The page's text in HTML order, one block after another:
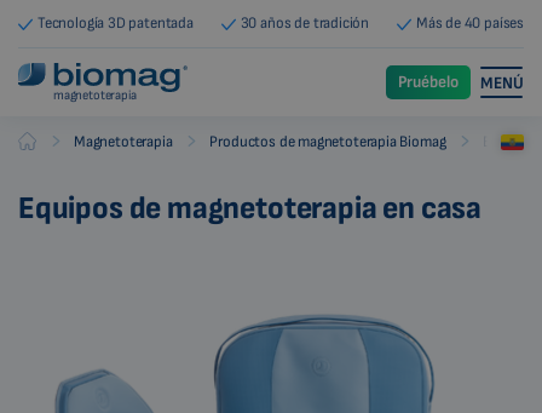
Tecnología 3D patentada 30 años de tradición Más de 40 países
magnetoterapia
Pruébelo MENÚ
Biomag Magnetoterapia Productos de magnetoterapia Biomag
Equipos de magnetoterapia en casa